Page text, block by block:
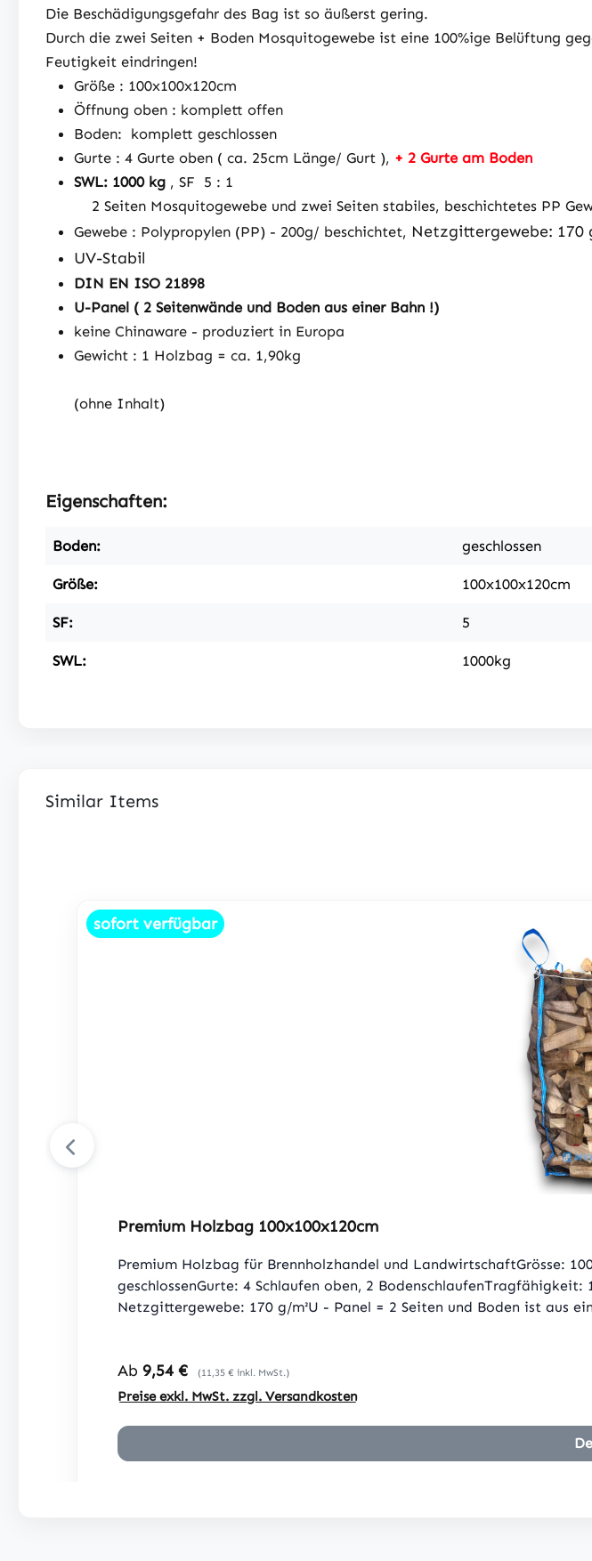
Die Beschädigungsgefahr des Bag ist so äußerst gering.
Durch die zwei Seiten + Boden Mosquitogewebe ist eine 100%ige Belüftung
Feutigkeit eindringen!
Größe : 100x100x120cm
Öffnung oben : komplett offen
Boden: komplett geschlossen
Gurte : 4 Gurte oben ( ca. 25cm Länge/ Gurt ), + 2 Gurte am Boden
SWL: 1000 kg , SF 5 : 1
2 Seiten Mosquitogewebe und zwei Seiten stabiles, beschichtetes PP
Gewebe : Polypropylen (PP) - 200g/ beschichtet, Netzgittergewebe: 170
UV-Stabil
DIN EN ISO 21898
U-Panel ( 2 Seitenwände und Boden aus einer Bahn !)
keine Chinaware - produziert in Europa
Gewicht : 1 Holzbag = ca. 1,90kg
(ohne Inhalt)
Eigenschaften:
Boden: geschlossen
Größe: 100x100x120cm
SF: 5
SWL: 1000kg
Similar Items
sofort verfügbar
Premium Holzbag 100x100x120cm
Premium Holzbag für Brennholzhandel und LandwirtschaftGrösse:
geschlossenGurte: 4 Schlaufen oben, 2
Netzgittergewebe: 170 g/m²U - Panel = 2 Seiten und Boden ist aus
Regulärer Preis:
Ab 9,54 € (11,35 € inkl. MwSt.)
Preise exkl. MwSt. zzgl. Versandkosten